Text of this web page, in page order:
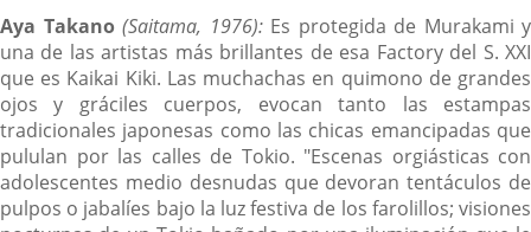
Aya Takano (Saitama, 1976): Es protegida de Murakami y
una de las artistas más brillantes de esa Factory del S. XXI
que es Kaikai Kiki. Las muchachas en quimono de grandes
ojos y gráciles cuerpos, evocan tanto las estampas
tradicionales japonesas como las chicas emancipadas que
pululan por las calles de Tokio. "Escenas orgiásticas con
adolescentes medio desnudas que devoran tentáculos de
pulpos o jabalíes bajo la luz festiva de los farolillos; visiones